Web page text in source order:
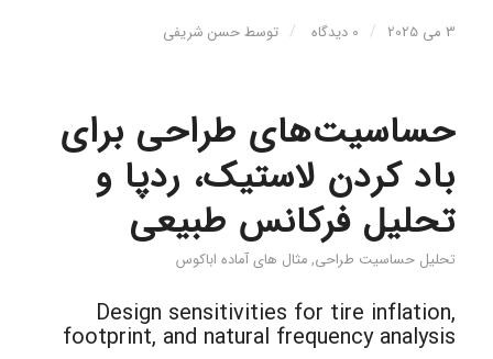
3 می 2025 / 0 دیدگاه / توسطحسن شریفی
حساسیت‌های طراحی برای
باد کردن لاستیک، ردپا و
تحلیل فرکانس طبیعی
تحلیل حساسیت طراحی, مثال های آماده اباکوس
Design sensitivities for tire inflation,
footprint, and natural frequency analysis